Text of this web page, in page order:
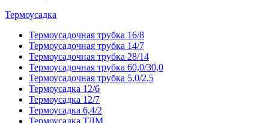
Термоусадка
Термоусадочная трубка 16/8
Термоусадочная трубка 14/7
Термоусадочная трубка 28/14
Термоусадочная трубка 60,0/30,0
Термоусадочная трубка 5,0/2,5
Термоусадка 12/6
Термоусадка 12/7
Термоусадка 6,4/2
Термоусадка ТДМ